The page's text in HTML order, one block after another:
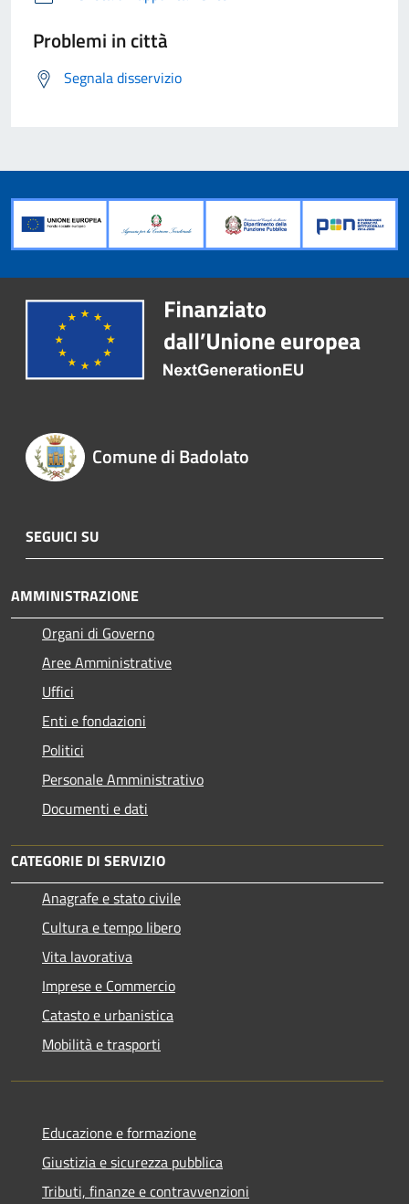
Problemi in città
Segnala disservizio
Comune di Badolato
SEGUICI SU
AMMINISTRAZIONE
Organi di Governo
Aree Amministrative
Uffici
Enti e fondazioni
Politici
Personale Amministrativo
Documenti e dati
CATEGORIE DI SERVIZIO
Anagrafe e stato civile
Cultura e tempo libero
Vita lavorativa
Imprese e Commercio
Catasto e urbanistica
Mobilità e trasporti
Educazione e formazione
Giustizia e sicurezza pubblica
Tributi, finanze e contravvenzioni